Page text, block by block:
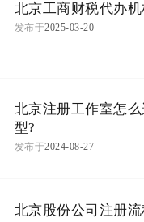
北京工商财税代办机
发布于2025-03-20
北京注册工作室怎
型?
发布于2024-08-27
北京股份公司注册